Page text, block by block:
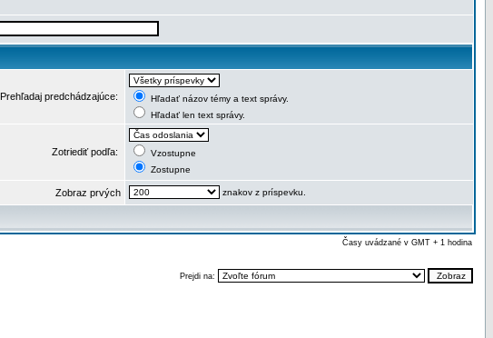
Prehľadaj predchádzajúce:
Hľadať názov témy a text správy.
Hľadať len text správy.
Zotriediť podľa:
Vzostupne
Zostupne
Zobraz prvých znakov z príspevku.
Časy uvádzané v GMT + 1 hodina
Prejdi na: